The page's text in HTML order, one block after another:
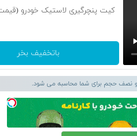
کیت پنچرگیری لاستیک خودرو (قیمت
باتخفیف بخر
و نصف حجم برای شما محاسبه می شود.